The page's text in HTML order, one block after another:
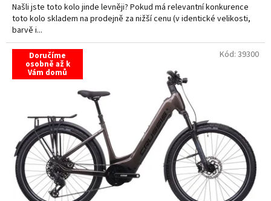
Našli jste toto kolo jinde levněji? Pokud má relevantní konkurence
toto kolo skladem na prodejně za nižší cenu (v identické velikosti,
barvě i...
Doručíme
osobně až k
Vám domů
Kód: 39300